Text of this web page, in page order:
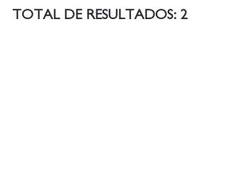
TOTAL DE RESULTADOS: 2